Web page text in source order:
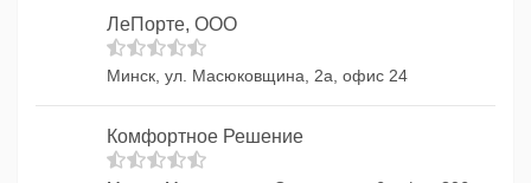
ЛеПорте, ООО
Минск, ул. Масюковщина, 2а, офис 24
Комфортное Решение